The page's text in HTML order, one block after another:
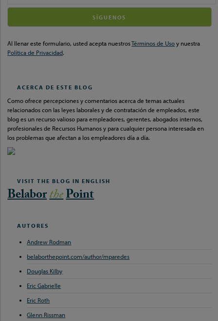
Your
url
Al llenar este formulario, usted acepta nuestrosTérminos de Usoy nuestra
Política de Privacidad.
ACERCA DE ESTE BLOG
Como ofrece percepciones y comentarios acerca de temas actuales
relacionados con las leyes laborales y de contratación de empleados, este
blog es un recurso valioso para empleadores, gerentes, abogados internos,
profesionales de Recursos Humanos y para cualquier persona interesada en
los problemas que afectan a los empleadores día a día.
VISIT THE BLOG IN ENGLISH
BelaborthePoint
AUTORES
Andrew Rodman
belaborthepoint.com/author/mparedes
Douglas Kilby
Eric Gabrielle
Eric Roth
Glenn Rissman